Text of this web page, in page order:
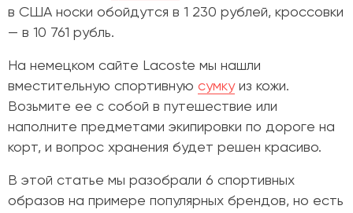
в США носки обойдутся в 1 230 рублей, кроссовки
— в 10 761 рубль.
На немецком сайте Lacoste мы нашли
вместительную спортивную сумкуиз кожи.
Возьмите ее с собой в путешествие или
наполните предметами экипировки по дороге на
корт, и вопрос хранения будет решен красиво.
В этой статье мы разобрали 6 спортивных
образов на примере популярных брендов, но есть